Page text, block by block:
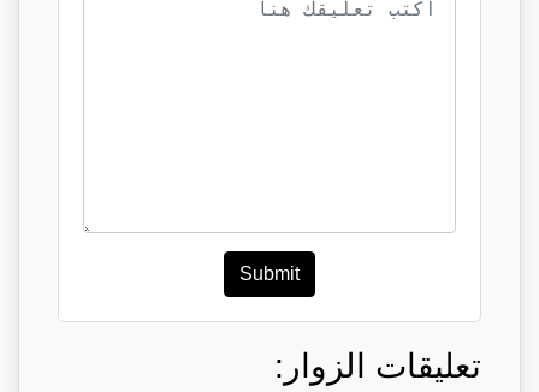
Submit
تعليقات الزوار: